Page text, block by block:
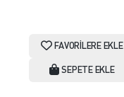
FAVORILERE EKLE
SEPETE EKLE